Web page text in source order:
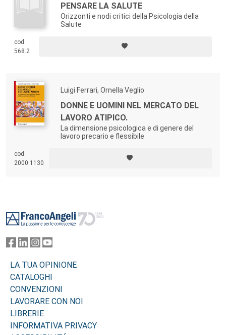
PENSARE LA SALUTE
Orizzonti e nodi critici della Psicologia della
Salute
cod.
568.2
Luigi Ferrari, Ornella Veglio
DONNE E UOMINI NEL MERCATO DEL
LAVORO ATIPICO.
La dimensione psicologica e di genere del
lavoro precario e flessibile
cod.
2000.1130
LA TUA OPINIONE
CATALOGHI
CONVENZIONI
LAVORARE CON NOI
LIBRERIE
INFORMATIVA PRIVACY